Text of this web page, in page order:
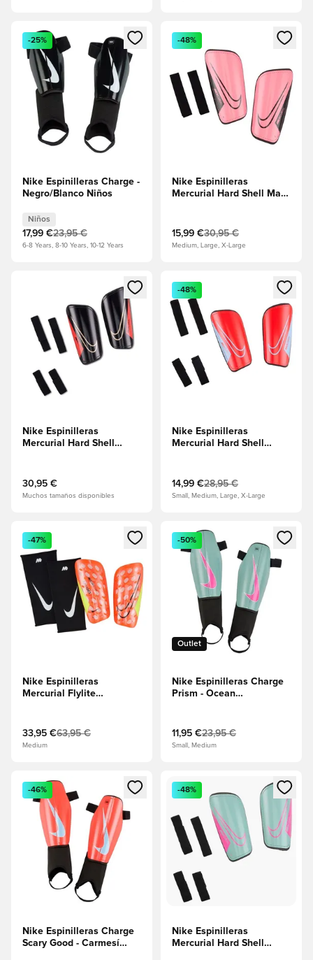
Abre un modal para iniciar sesión o registrarse como
-25%
Nike Espinilleras Charge -
Negro/Blanco Niños
Niños
17,99 €23,95 €
6-8 Years, 8-10 Years, 10-12 Years
Abre un modal para iniciar
-48%
Nike Espinilleras
Mercurial Hard Shell Mad
15,99 €30,95 €
Medium, Large, X-Large
Abre un modal para iniciar sesión o registrarse como
Nike Espinilleras
Mercurial Hard Shell
30,95 €
Muchos tamaños disponibles
Abre un modal para iniciar
-48%
Nike Espinilleras
Mercurial Hard Shell
14,99 €28,95 €
Small, Medium, Large, X-Large
Abre un modal para iniciar sesión o registrarse como
-47%
Nike Espinilleras
Mercurial Flylite
33,95 €63,95 €
Medium
Abre un modal para iniciar
Outlet
-50%
Nike Espinilleras Charge
Prism - Ocean
11,95 €23,95 €
Small, Medium
Abre un modal para iniciar sesión o registrarse como
-46%
Nike Espinilleras Charge
Scary Good - Carmesí
Abre un modal para iniciar
-48%
Nike Espinilleras
Mercurial Hard Shell